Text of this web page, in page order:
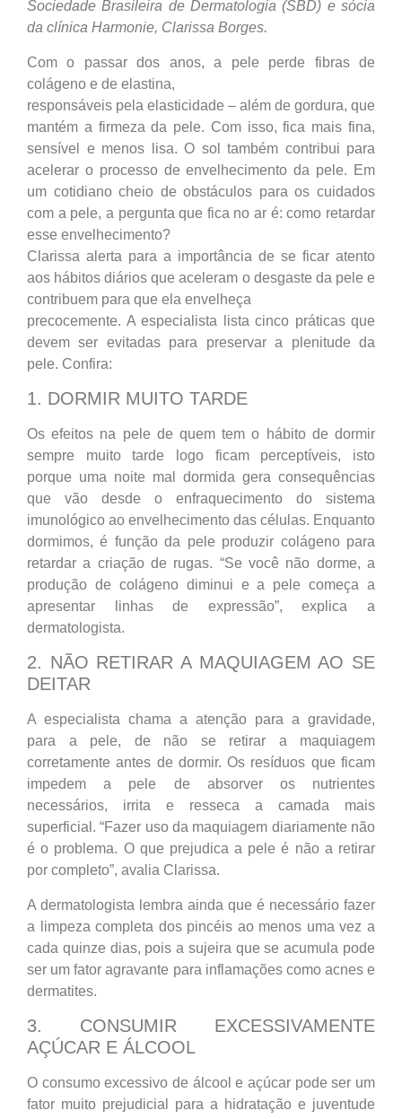
Sociedade Brasileira de Dermatologia (SBD) e sócia
da clínica Harmonie, Clarissa Borges.
Com o passar dos anos, a pele perde fibras de
colágeno e de elastina,
responsáveis pela elasticidade – além de gordura, que
mantém a firmeza da pele. Com isso, fica mais fina,
sensível e menos lisa. O sol também contribui para
acelerar o processo de envelhecimento da pele. Em
um cotidiano cheio de obstáculos para os cuidados
com a pele, a pergunta que fica no ar é: como retardar
esse envelhecimento?
Clarissa alerta para a importância de se ficar atento
aos hábitos diários que aceleram o desgaste da pele e
contribuem para que ela envelheça
precocemente. A especialista lista cinco práticas que
devem ser evitadas para preservar a plenitude da
pele. Confira:
1. DORMIR MUITO TARDE
Os efeitos na pele de quem tem o hábito de dormir
sempre muito tarde logo ficam perceptíveis, isto
porque uma noite mal dormida gera consequências
que vão desde o enfraquecimento do sistema
imunológico ao envelhecimento das células. Enquanto
dormimos, é função da pele produzir colágeno para
retardar a criação de rugas. “Se você não dorme, a
produção de colágeno diminui e a pele começa a
apresentar linhas de expressão”, explica a
dermatologista.
2. NÃO RETIRAR A MAQUIAGEM AO SE
DEITAR
A especialista chama a atenção para a gravidade,
para a pele, de não se retirar a maquiagem
corretamente antes de dormir. Os resíduos que ficam
impedem a pele de absorver os nutrientes
necessários, irrita e resseca a camada mais
superficial. “Fazer uso da maquiagem diariamente não
é o problema. O que prejudica a pele é não a retirar
por completo”, avalia Clarissa.
A dermatologista lembra ainda que é necessário fazer
a limpeza completa dos pincéis ao menos uma vez a
cada quinze dias, pois a sujeira que se acumula pode
ser um fator agravante para inflamações como acnes e
dermatites.
3. CONSUMIR EXCESSIVAMENTE
AÇÚCAR E ÁLCOOL
O consumo excessivo de álcool e açúcar pode ser um
fator muito prejudicial para a hidratação e juventude